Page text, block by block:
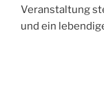
Veranstaltung
und ein